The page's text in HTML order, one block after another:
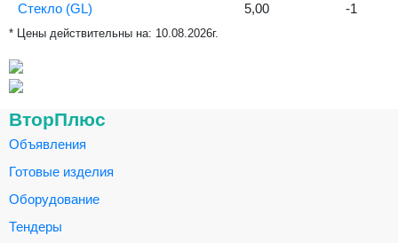
Стекло (GL)
5,00 -1
* Цены действительны на: 10.08.2026г.
ВторПлюс
Объявления
Готовые изделия
Оборудование
Тендеры